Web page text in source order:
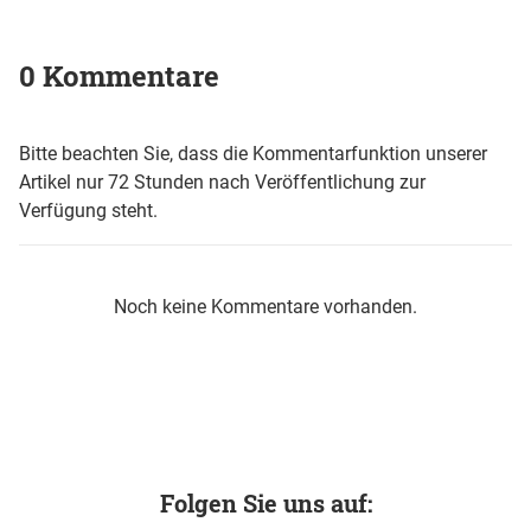
0 Kommentare
Bitte beachten Sie, dass die Kommentarfunktion unserer
Artikel nur 72 Stunden nach Veröffentlichung zur
Verfügung steht.
Noch keine Kommentare vorhanden.
Folgen Sie uns auf: